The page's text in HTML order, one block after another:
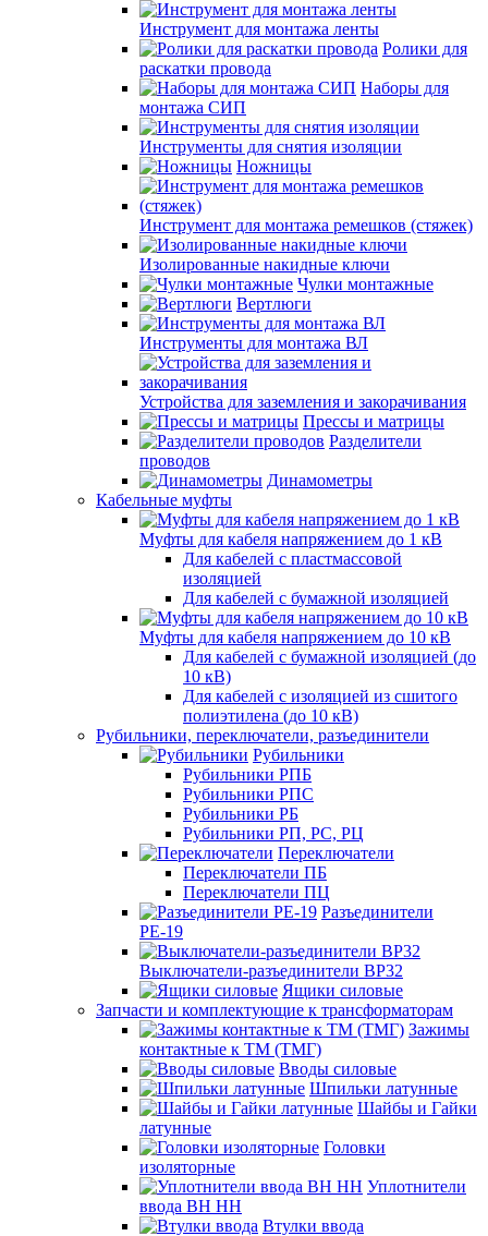
Инструмент для монтажа ленты
Ролики для
раскатки провода
Наборы для
монтажа СИП
Инструменты для снятия изоляции
Ножницы
Инструмент для монтажа ремешков (стяжек)
Изолированные накидные ключи
Чулки монтажные
Вертлюги
Инструменты для монтажа ВЛ
Устройства для заземления и закорачивания
Прессы и матрицы
Разделители
проводов
Динамометры
Кабельные муфты
Муфты для кабеля напряжением до 1 кВ
Для кабелей с пластмассовой
изоляцией
Для кабелей с бумажной изоляцией
Муфты для кабеля напряжением до 10 кВ
Для кабелей с бумажной изоляцией (до
10 кВ)
Для кабелей с изоляцией из сшитого
полиэтилена (до 10 кВ)
Рубильники, переключатели, разъединители
Рубильники
Рубильники РПБ
Рубильники РПС
Рубильники РБ
Рубильники РП, РС, РЦ
Переключатели
Переключатели ПБ
Переключатели ПЦ
Разъединители
РЕ-19
Выключатели-разъединители ВР32
Ящики силовые
Запчасти и комплектующие к трансформаторам
Зажимы
контактные к ТМ (ТМГ)
Вводы силовые
Шпильки латунные
Шайбы и Гайки
латунные
Головки
изоляторные
Уплотнители
ввода ВН НН
Втулки ввода